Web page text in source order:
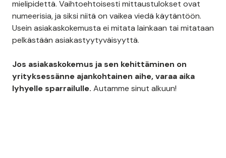
mielipidettä. Vaihtoehtoisesti mittaustulokset ovat
numeerisia, ja siksi niitä on vaikea viedä käytäntöön.
Usein asiakaskokemusta ei mitata lainkaan tai mitataan
pelkästään asiakastyytyväisyyttä.
Jos asiakaskokemus ja sen kehittäminen on
yrityksessänne ajankohtainen aihe, varaa aika
lyhyelle sparrailulle. Autamme sinut alkuun!